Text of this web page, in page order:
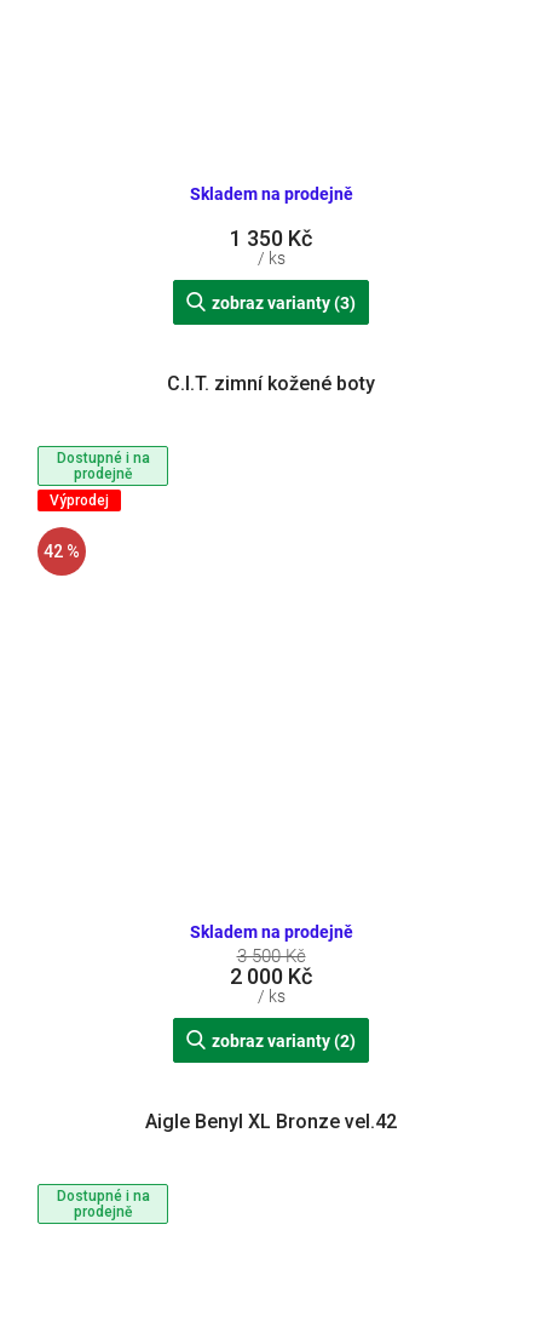
Skladem na prodejně
1 350 Kč
/ ks
zobraz varianty (3)
Dostupné i na
prodejně
Výprodej
42 %
C.I.T. zimní kožené boty
Skladem na prodejně
3 500 Kč
2 000 Kč
/ ks
zobraz varianty (2)
Dostupné i na
prodejně
Aigle Benyl XL Bronze vel.42